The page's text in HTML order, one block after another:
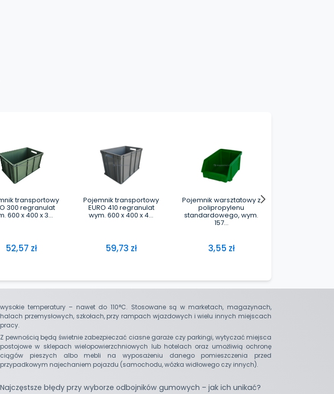
wysokie temperatury – nawet do 110°C. Stosowane są w marketach, magazynach,
halach przemysłowych, szkołach, przy rampach wjazdowych i wielu innych miejscach
pracy.
Z pewnością będą świetnie zabezpieczać ciasne garaże czy parkingi, wytyczać miejsca
postojowe w sklepach wielopowierzchniowych lub hotelach oraz umożliwią ochronę
ciągów pieszych albo mebli na wyposażeniu danego pomieszczenia przed
przypadkowym najechaniem pojazdu (samochodu, wózka widłowego czy innych).
Najczęstsze błędy przy wyborze odbojników gumowych – jak ich unikać?